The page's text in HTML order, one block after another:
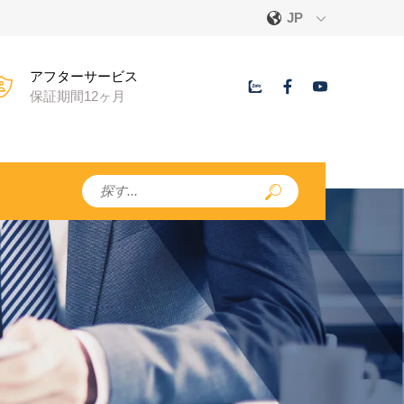
JP
アフターサービス
保証期間12ヶ月